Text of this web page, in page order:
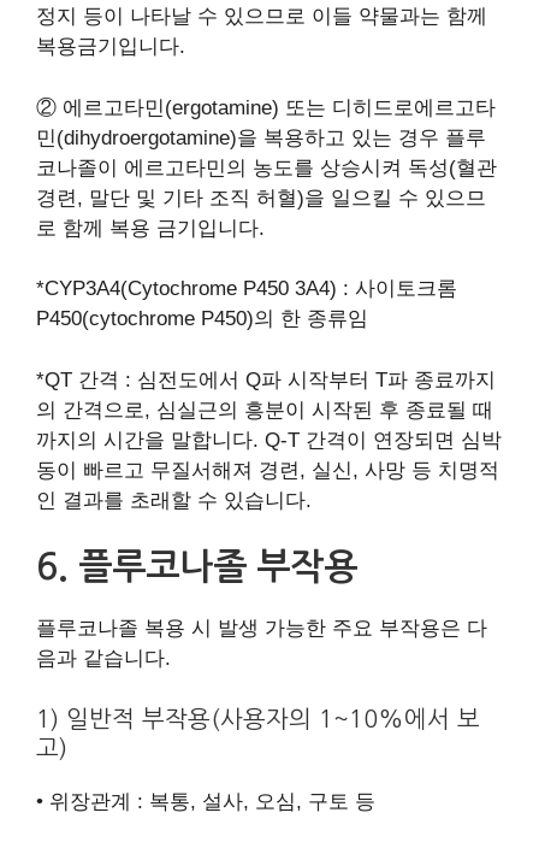
정지 등이 나타날 수 있으므로 이들 약물과는 함께
복용금기입니다.
② 에르고타민(ergotamine) 또는 디히드로에르고타
민(dihydroergotamine)을 복용하고 있는 경우 플루
코나졸이 에르고타민의 농도를 상승시켜 독성(혈관
경련, 말단 및 기타 조직 허혈)을 일으킬 수 있으므
로 함께 복용 금기입니다.
*CYP3A4(Cytochrome P450 3A4) : 사이토크롬
P450(cytochrome P450)의 한 종류임
*QT 간격 : 심전도에서 Q파 시작부터 T파 종료까지
의 간격으로, 심실근의 흥분이 시작된 후 종료될 때
까지의 시간을 말합니다. Q-T 간격이 연장되면 심박
동이 빠르고 무질서해져 경련, 실신, 사망 등 치명적
인 결과를 초래할 수 있습니다.
6. 플루코나졸 부작용
플루코나졸 복용 시 발생 가능한 주요 부작용은 다
음과 같습니다.
1) 일반적 부작용(사용자의 1~10%에서 보
고)
• 위장관계 : 복통, 설사, 오심, 구토 등